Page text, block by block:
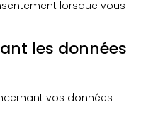
lorsque vous
les données
vos données